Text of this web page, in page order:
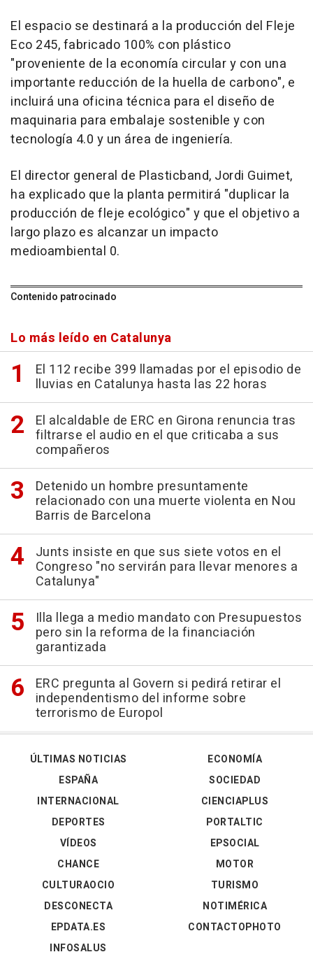
El espacio se destinará a la producción del Fleje
Eco 245, fabricado 100% con plástico
"proveniente de la economía circular y con una
importante reducción de la huella de carbono", e
incluirá una oficina técnica para el diseño de
maquinaria para embalaje sostenible y con
tecnología 4.0 y un área de ingeniería.
El director general de Plasticband, Jordi Guimet,
ha explicado que la planta permitirá "duplicar la
producción de fleje ecológico" y que el objetivo a
largo plazo es alcanzar un impacto
medioambiental 0.
Contenido patrocinado
Lo más leído en Catalunya
El 112 recibe 399 llamadas por el episodio de
lluvias en Catalunya hasta las 22 horas
El alcaldable de ERC en Girona renuncia tras
filtrarse el audio en el que criticaba a sus
compañeros
Detenido un hombre presuntamente
relacionado con una muerte violenta en Nou
Barris de Barcelona
Junts insiste en que sus siete votos en el
Congreso "no servirán para llevar menores a
Catalunya"
Illa llega a medio mandato con Presupuestos
pero sin la reforma de la financiación
garantizada
ERC pregunta al Govern si pedirá retirar el
independentismo del informe sobre
terrorismo de Europol
ÚLTIMAS NOTICIAS
ESPAÑA
INTERNACIONAL
DEPORTES
VÍDEOS
ECONOMÍA
SOCIEDAD
CIENCIAPLUS
PORTALTIC
EPSOCIAL
CHANCE
CULTURAOCIO
DESCONECTA
EPDATA.ES
INFOSALUS
MOTOR
TURISMO
NOTIMÉRICA
CONTACTOPHOTO